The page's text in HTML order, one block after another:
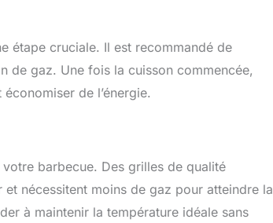
étape cruciale. Il est recommandé de
de gaz. Une fois la cuisson commencée,
de l’énergie.
votre barbecue. Des grilles de qualité
nécessitent moins de gaz pour atteindre la
à maintenir la température idéale sans